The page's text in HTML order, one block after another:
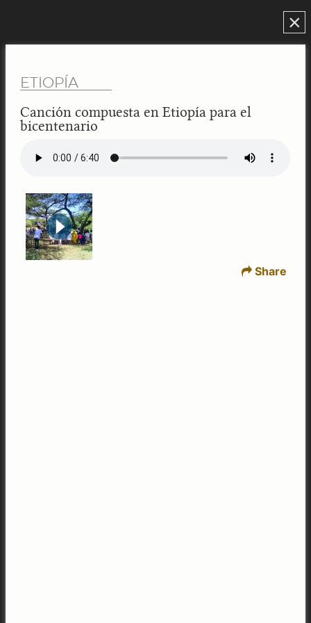
×
ETIOPÍA
Canción compuesta en Etiopía para el
bicentenario
Share